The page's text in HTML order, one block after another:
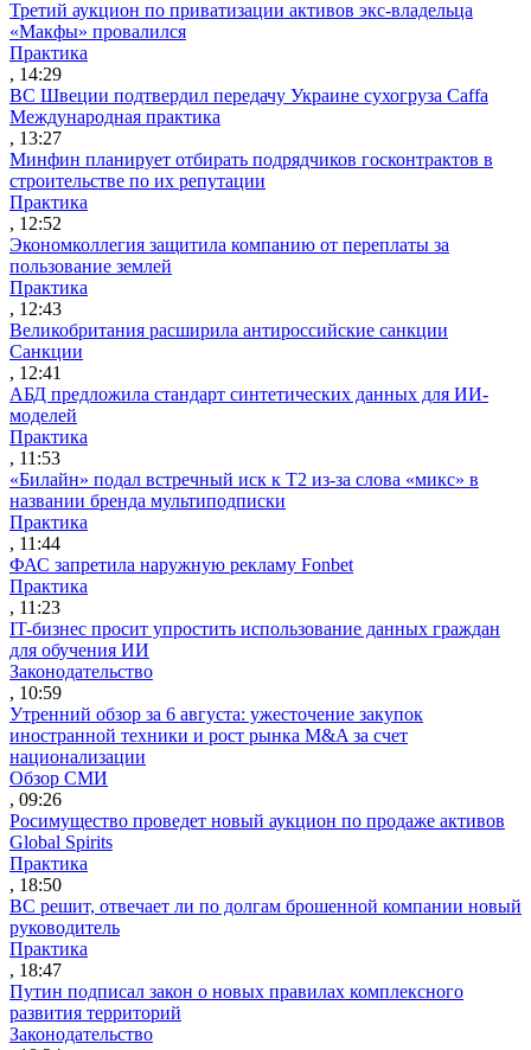
Третий аукцион по приватизации активов экс-владельца
«Макфы» провалился
Практика
, 14:29
ВС Швеции подтвердил передачу Украине сухогруза Caffa
Международная практика
, 13:27
Минфин планирует отбирать подрядчиков госконтрактов в
строительстве по их репутации
Практика
, 12:52
Экономколлегия защитила компанию от переплаты за
пользование землей
Практика
, 12:43
Великобритания расширила антироссийские санкции
Санкции
, 12:41
АБД предложила стандарт синтетических данных для ИИ-
моделей
Практика
, 11:53
«Билайн» подал встречный иск к Т2 из-за слова «микс» в
названии бренда мультиподписки
Практика
, 11:44
ФАС запретила наружную рекламу Fonbet
Практика
, 11:23
IT-бизнес просит упростить использование данных граждан
для обучения ИИ
Законодательство
, 10:59
Утренний обзор за 6 августа: ужесточение закупок
иностранной техники и рост рынка M&A за счет
национализации
Обзор СМИ
, 09:26
Росимущество проведет новый аукцион по продаже активов
Global Spirits
Практика
, 18:50
ВС решит, отвечает ли по долгам брошенной компании новый
руководитель
Практика
, 18:47
Путин подписал закон о новых правилах комплексного
развития территорий
Законодательство